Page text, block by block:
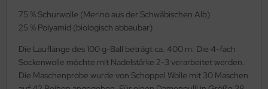
75 % Schurwolle (Merino aus der Schwäbischen Alb)
25 % Polyamid (biologisch abbaubar)
Die Lauflänge des 100 g-Ball beträgt ca. 400 m. Die 4-fach
Sockenwolle möchte mit Nadelstärke 2-3 verarbeitet werden.
Die Maschenprobe wurde von Schoppel Wolle mit 30 Maschen